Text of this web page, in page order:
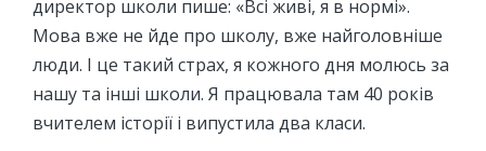
директор школи пише: «Всі живі, я в нормі».
Мова вже не йде про школу, вже найголовніше
люди. І це такий страх, я кожного дня молюсь за
нашу та інші школи. Я працювала там 40 років
вчителем історії і випустила два класи.